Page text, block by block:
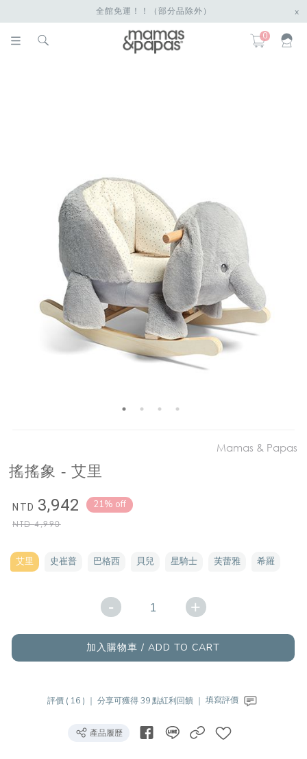
全館免運！！（部分品除外） x
0
Mamas & Papas
搖搖象 - 艾里
NTD 3,942
NTD4,990
21% off
艾里 史崔普 巴格西 貝兒 星騎士 芙蕾雅 希羅
- +
加入購物車 / ADD TO CART
評價 ( 16 ) ｜ 分享可獲得 39 點紅利回饋 ｜ 填寫評價
產品履歷